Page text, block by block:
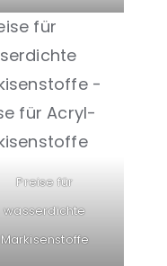
Preise für
wasserdichte
Markisenstoffe